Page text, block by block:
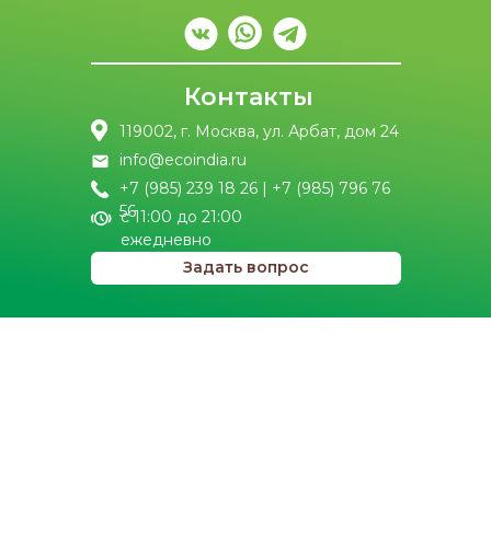
Контакты
119002, г. Москва, ул. Арбат, дом 24
info@ecoindia.ru
Задать вопрос
с 11:00 до 21:00
ежедневно
+7 (985) 239 18 26 | +7 (985) 796 76
56